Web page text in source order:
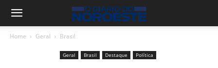
Home Geral Brasil
Geral Brasil Destaque Política